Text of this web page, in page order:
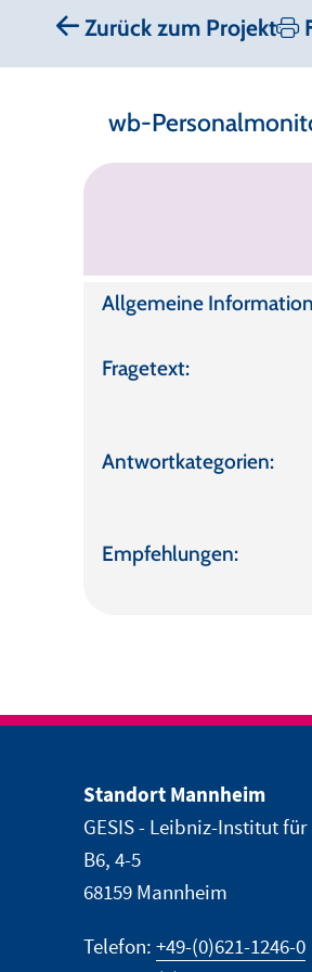
Zurück zum Projekt
wb-
Allgemeine
Fragetext:
Antwortkategorien:
Empfehlungen:
Standort Mannheim
GESIS - Leibniz-Institut
B6, 4-5
68159 Mannheim
Telefon: +49-(0)621-1246-0